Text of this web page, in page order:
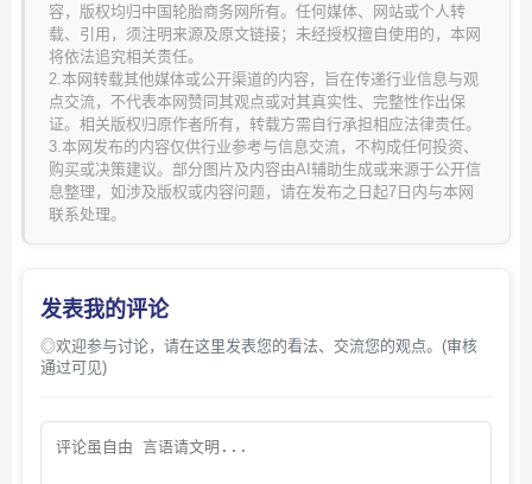
容，版权均归中国轮胎商务网所有。任何媒体、网站或个人转
载、引用，须注明来源及原文链接；未经授权擅自使用的，本网
将依法追究相关责任。
2.本网转载其他媒体或公开渠道的内容，旨在传递行业信息与观
点交流，不代表本网赞同其观点或对其真实性、完整性作出保
证。相关版权归原作者所有，转载方需自行承担相应法律责任。
3.本网发布的内容仅供行业参考与信息交流，不构成任何投资、
购买或决策建议。部分图片及内容由AI辅助生成或来源于公开信
息整理，如涉及版权或内容问题，请在发布之日起7日内与本网
联系处理。
发表我的评论
◎欢迎参与讨论，请在这里发表您的看法、交流您的观点。(审核
通过可见)